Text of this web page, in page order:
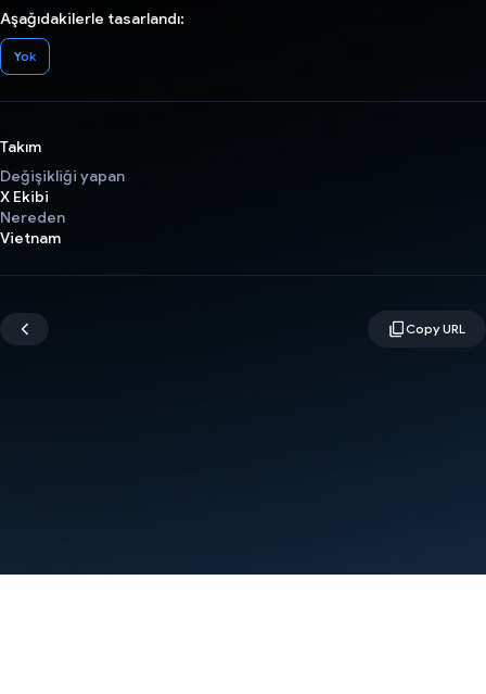
Aşağıdakilerle tasarlandı:
Yok
Takım
Değişikliği yapan
X Ekibi
Nereden
Vietnam